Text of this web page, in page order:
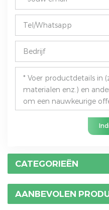
CATEGORIEËN
AANBEVOLEN